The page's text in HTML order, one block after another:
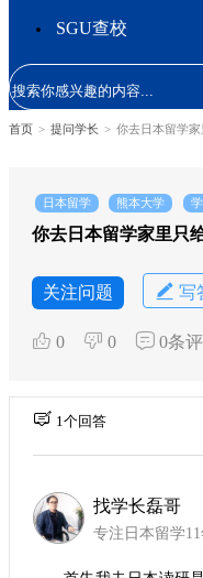
SGU查校
首页 > 提问学长 > 你去日本留学
日本留学 熊本大学
你去日本留学家里只
关注问题 写
0 0 0条
1个回答
找学长磊哥
专注日本留学11